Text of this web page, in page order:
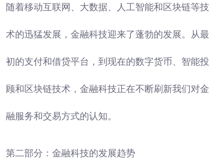
随着移动互联网、大数据、人工智能和区块链等技
术的迅猛发展，金融科技迎来了蓬勃的发展。从最
初的支付和借贷平台，到现在的数字货币、智能投
顾和区块链技术，金融科技正在不断刷新我们对金
融服务和交易方式的认知。
第二部分：金融科技的发展趋势